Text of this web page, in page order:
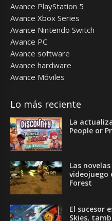
Avance PlayStation 5
Avance Xbox Series
Avance Nintendo Switch
Avance PC
Avance software
Avance hardware
Avance Móviles
Lo más reciente
La
People or
Las
videojuego
Forest
El sucesor
Skies,